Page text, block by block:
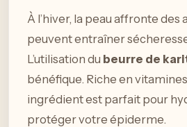
À l’hiver, la peau affronte des
peuvent entraîner
L’utilisation du beurre de
bénéfique. Riche en vitamines
ingrédient est parfait pour
protéger votre épiderme.